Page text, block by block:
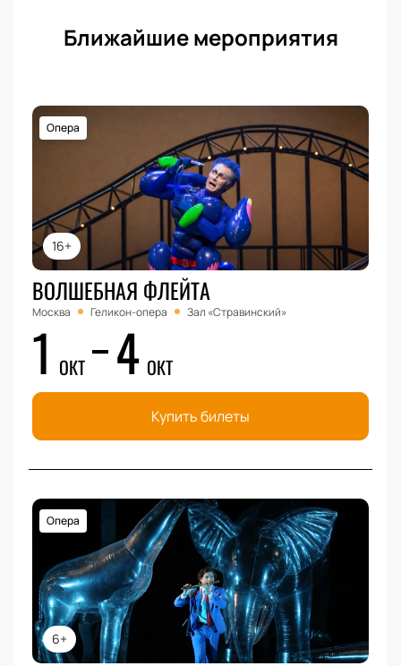
Ближайшие мероприятия
16+
Опера
ВОЛШЕБНАЯ ФЛЕЙТА
Москва Геликон-опера Зал «Стравинский»
1 ОКТ 4 ОКТ
Купить билеты
6+
Опера